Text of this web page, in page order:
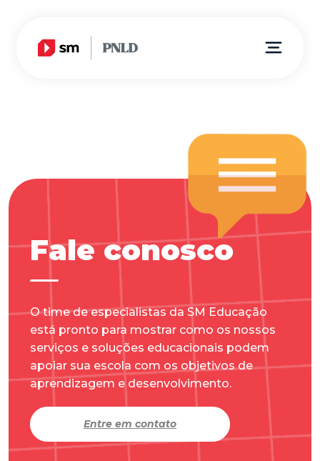
Fale conosco
O time de especialistas da SM Educação
está pronto para mostrar como os nossos
serviços e soluções educacionais podem
apoiar sua escola com os objetivos de
aprendizagem e desenvolvimento.
Entre em contato